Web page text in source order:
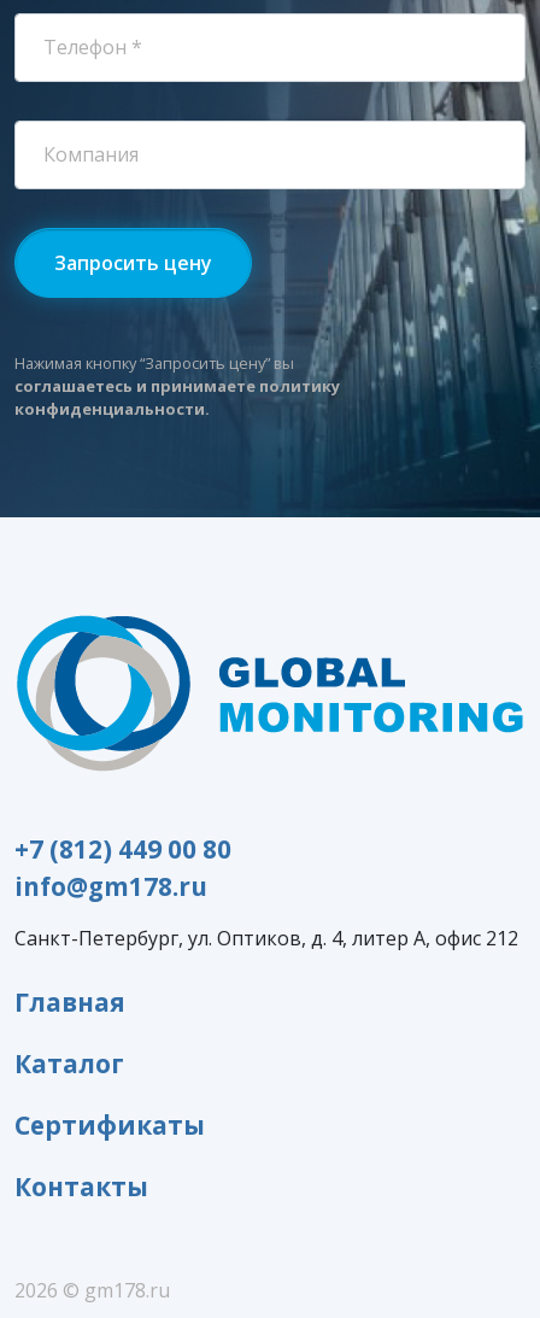
Телефон *
Компания
Нажимая кнопку “Запросить цену” вы
соглашаетесь и принимаете политику
конфиденциальности.
+7 (812) 449 00 80
info@gm178.ru
Санкт-Петербург, ул. Оптиков, д. 4, литер А, офис 212
Главная
Каталог
Сертификаты
Контакты
2026 © gm178.ru